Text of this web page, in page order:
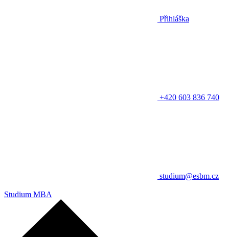
Přihláška
+420 603 836 740
studium@esbm.cz
Studium MBA